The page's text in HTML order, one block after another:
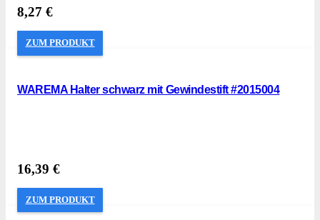
8,27 €
ZUM PRODUKT
WAREMA Halter schwarz mit Gewindestift #2015004
16,39 €
ZUM PRODUKT